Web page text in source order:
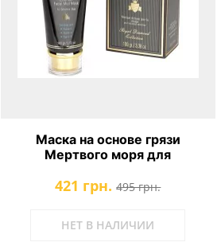
Маска на основе грязи
Мертвого моря для
кожи лица с витамином С, А, Е
Aroma Dead Sea Vitamin C
421 грн. 495 грн.
НЕТ В НАЛИЧИИ